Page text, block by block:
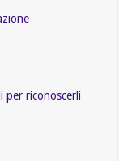
per riconoscerli